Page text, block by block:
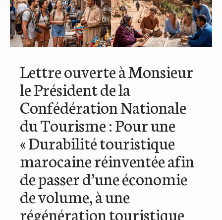
Lettre ouverte à Monsieur
le Président de la
Confédération Nationale
du Tourisme : Pour une
« Durabilité touristique
marocaine réinventée afin
de passer d’une économie
de volume, à une
régénération touristique